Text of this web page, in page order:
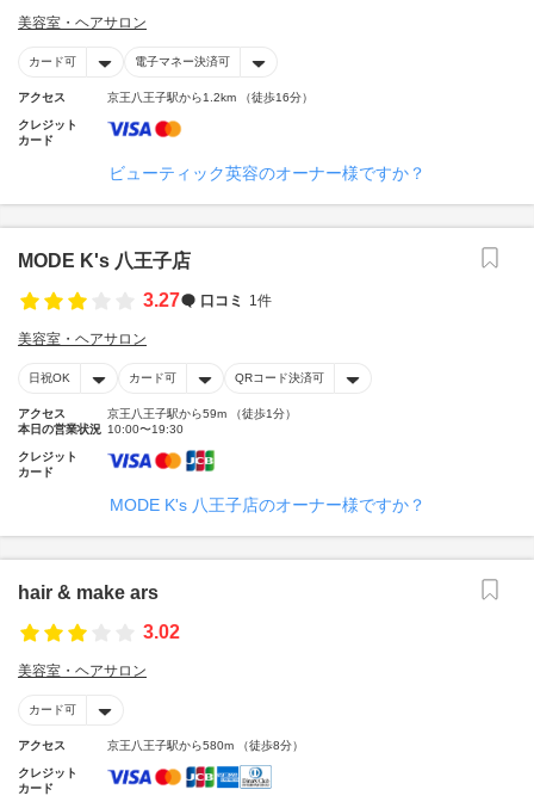
美容室・ヘアサロン
カード可 電子マネー決済可
アクセス 京王八王子駅から1.2km （徒歩16分）
クレジット
カード
ビューティック英容のオーナー様ですか？
MODE K's 八王子店
3.27
口コミ 1件
美容室・ヘアサロン
日祝OK カード可 QRコード決済可
アクセス
京王八王子駅から59m （徒歩1分）
本日の営業状況 10:00〜19:30
クレジット
カード
MODE K's 八王子店のオーナー様ですか？
hair & make ars
3.02
美容室・ヘアサロン
カード可
アクセス 京王八王子駅から580m （徒歩8分）
クレジット
カード